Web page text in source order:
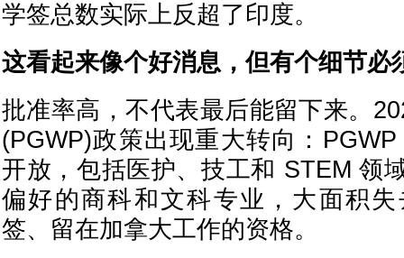
学签总数实际上反超了印度。
这看起来像个好消息，但有个细节
批准率高，不代表最后能留下来。
(PGWP)政策出现重大转向：
开放，包括医护、技工和 STEM 领
偏好的商科和文科专业，大面积
签、留在加拿大工作的资格。